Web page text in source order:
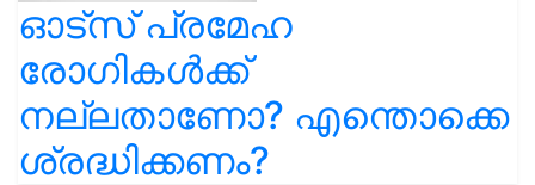
ഓട്സ് പ്രമേഹ
രോഗികൾക്ക്
നല്ലതാണോ? എന്തൊക്കെ
ശ്രദ്ധിക്കണം?